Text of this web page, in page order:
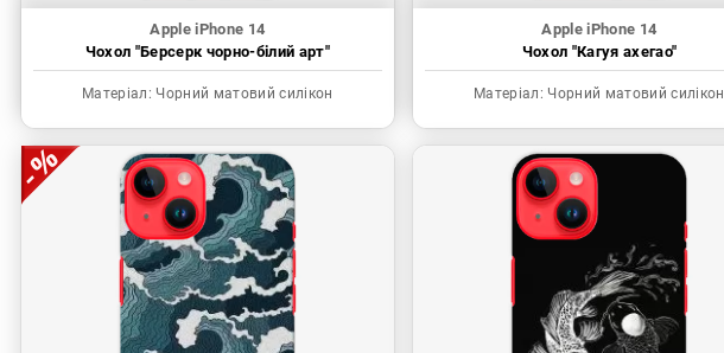
Apple iPhone 14
Чохол "Берсерк чорно-білий арт"
Матеріал: Чорний матовий силікон
Apple iPhone 14
Чохол "Кагуя ахегао"
Матеріал: Чорний матовий силікон